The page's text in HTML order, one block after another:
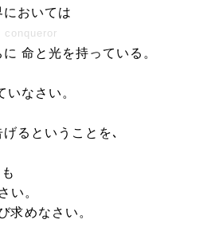
おいては
conqueror
命と光を持っている。
なさい。
るということを､
い。
求めなさい。